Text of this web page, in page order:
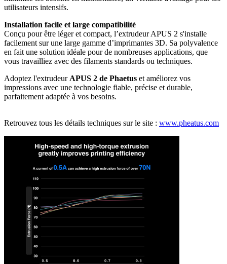
utilisateurs intensifs.
Installation facile et large compatibilité
Conçu pour être léger et compact, l’extrudeur APUS 2 s'installe
facilement sur une large gamme d’imprimantes 3D. Sa polyvalence
en fait une solution idéale pour de nombreuses applications, que
vous travailliez avec des filaments standards ou techniques.
Adoptez l'extrudeur APUS 2 de Phaetus et améliorez vos
impressions avec une technologie fiable, précise et durable,
parfaitement adaptée à vos besoins.
Retrouvez tous les détails techniques sur le site : www.pheatus.com